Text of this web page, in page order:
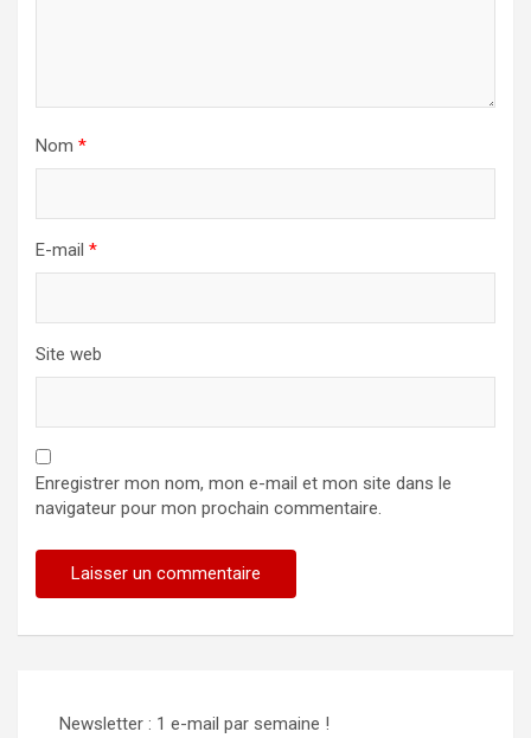
Nom *
E-mail *
Site web
Enregistrer mon nom, mon e-mail et mon site dans le
navigateur pour mon prochain commentaire.
Newsletter : 1 e-mail par semaine !